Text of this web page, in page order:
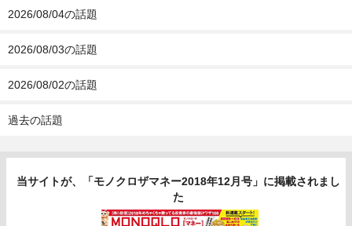
2026/08/04の話題
2026/08/03の話題
2026/08/02の話題
過去の話題
当サイトが、「モノクロザマネー2018年12月号」に掲載されまし
た